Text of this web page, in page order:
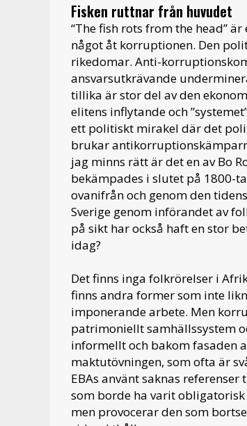
Fisken ruttnar från huvudet
“The fish rots from the head”
något åt korruptionen. Den
rikedomar. Anti-
ansvarsutkrävande
tillika är stor del av den
elitens inflytande och
ett politiskt mirakel där det
brukar
jag minns rätt är det en av Bo
bekämpades i slutet på 1800-
ovanifrån och genom den
Sverige genom införandet av
på sikt har också haft en stor
idag?
Det finns inga folkrörelser i
finns andra former som inte
imponerande arbete. Men
patrimoniellt samhällssystem
informellt och bakom fasaden
maktutövningen, som ofta är
EBAs använt saknas referenser
som borde ha varit
men provocerar den som